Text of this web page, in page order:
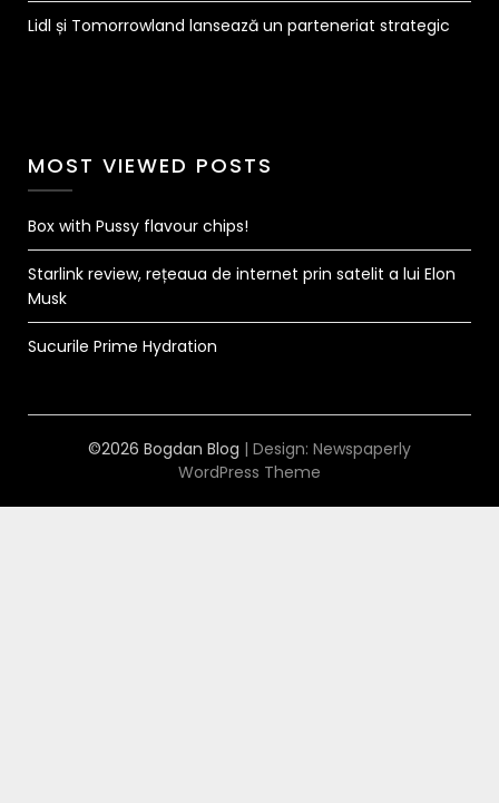
Lidl și Tomorrowland lansează un parteneriat strategic
MOST VIEWED POSTS
Box with Pussy flavour chips!
Starlink review, rețeaua de internet prin satelit a lui Elon
Musk
Sucurile Prime Hydration
©2026 Bogdan Blog | Design: Newspaperly
WordPress Theme